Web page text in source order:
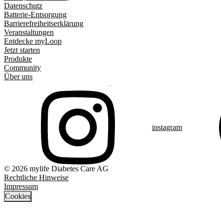
Datenschutz
Batterie-Entsorgung
Barrierefreiheitserklärung
Veranstaltungen
Entdecke myLoop
Jetzt starten
Produkte
Community
Über uns
instagram
© 2026 mylife Diabetes Care AG
Rechtliche Hinweise
Impressum
Cookies